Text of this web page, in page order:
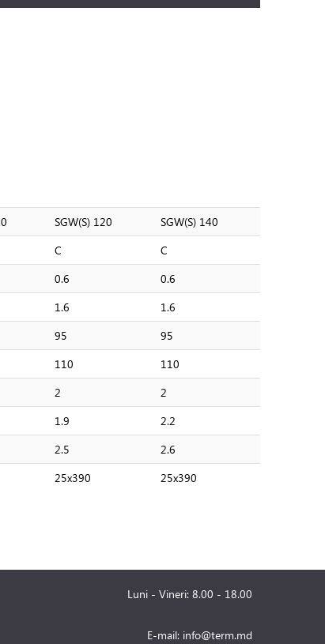
SGW(S) 120
SGW(S) 140
C
C
0.6
0.6
1.6
1.6
95
95
110
110
2
2
1.9
2.2
2.5
2.6
25x390 25x390
Luni - Vineri: 8.00 - 18.00
E-mail: info@term.md